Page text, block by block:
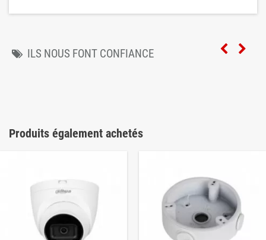
ILS NOUS FONT CONFIANCE
Produits également achetés